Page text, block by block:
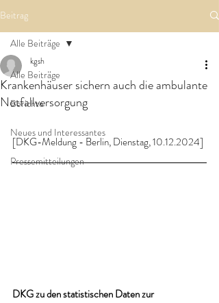
Beitrag
Alle Beiträge
Berichte
Neues und Interessantes
Pressemitteilungen
Alle Beiträge
Krankenhäuser sichern auch die ambulante
Notfallversorgung
kgsh
[DKG-Meldung - Berlin, Dienstag, 10.12.2024]
DKG zu den statistischen Daten zur